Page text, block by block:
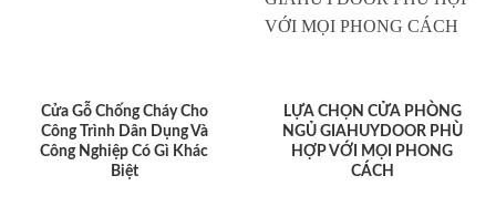
Cửa Gỗ Chống Cháy Cho
Công Trình Dân Dụng Và
Công Nghiệp Có Gì Khác
Biệt
LỰA CHỌN CỬA PHÒNG
NGỦ GIAHUYDOOR PHÙ
HỢP VỚI MỌI PHONG
CÁCH